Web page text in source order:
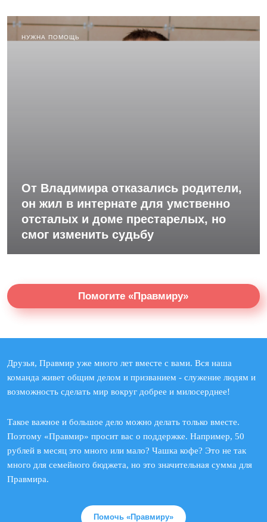
НУЖНА ПОМОЩЬ
От Владимира отказались родители,
он жил в интернате для умственно
отсталых и доме престарелых, но
смог изменить судьбу
Помогите «Правмиру»
Друзья, Правмир уже много лет вместе с вами. Вся наша
команда живет общим делом и призванием - служение людям и
возможность сделать мир вокруг добрее и милосерднее!
Такое важное и большое дело можно делать только вместе.
Поэтому «Правмир» просит вас о поддержке. Например, 50
рублей в месяц это много или мало? Чашка кофе? Это не так
много для семейного бюджета, но это значительная сумма для
Правмира.
Помочь «Правмиру»